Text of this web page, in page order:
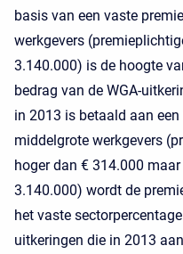
basis van een vaste
werkgevers
3.140.000) is de hoogte
bedrag van de WGA-
in 2013 is betaald aan een
middelgrote werkgevers
hoger dan € 314.000
3.140.000) wordt de
het vaste
uitkeringen die in 2013